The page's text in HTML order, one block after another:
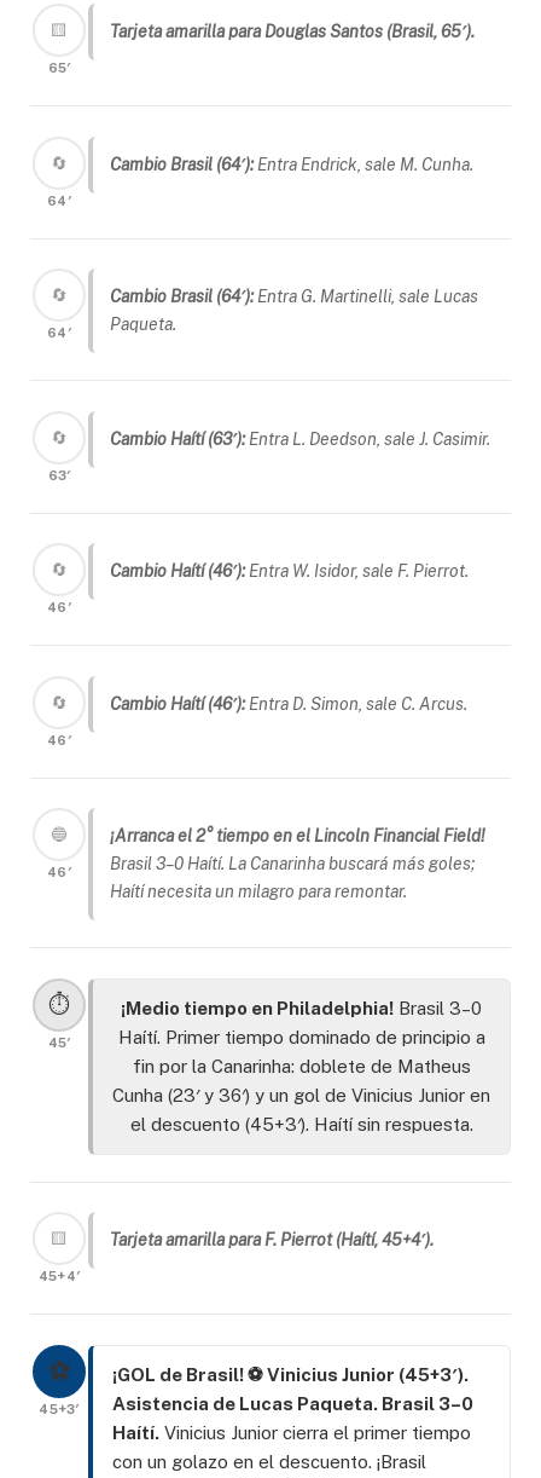
🟨
65′
Tarjeta amarilla para Douglas Santos (Brasil, 65′).
🔄
64′
Cambio Brasil (64′):Entra Endrick, sale M. Cunha.
🔄
64′
Cambio Brasil (64′):Entra G. Martinelli, sale Lucas
Paqueta.
🔄
63′
Cambio Haítí (63′):Entra L. Deedson, sale J. Casimir.
🔄
46′
Cambio Haítí (46′):Entra W. Isidor, sale F. Pierrot.
🔄
46′
Cambio Haítí (46′):Entra D. Simon, sale C. Arcus.
🔵
46′
¡Arranca el 2° tiempo en el Lincoln Financial Field!
Brasil 3–0 Haítí. La Canarinha buscará más goles;
Haítí necesita un milagro para remontar.
⏱️
45′
¡Medio tiempo en Philadelphia! Brasil 3–0
Haítí. Primer tiempo dominado de principio a
fin por la Canarinha: doblete de Matheus
Cunha (23′ y 36′) y un gol de Vinicius Junior en
el descuento (45+3′). Haítí sin respuesta.
🟨
45+4′
Tarjeta amarilla para F. Pierrot (Haítí, 45+4′).
⚽
45+3′
¡GOL de Brasil! ⚽ Vinicius Junior (45+3′).
Asistencia de Lucas Paqueta. Brasil 3–0
Haítí. Vinicius Junior cierra el primer tiempo
con un golazo en el descuento. ¡Brasil